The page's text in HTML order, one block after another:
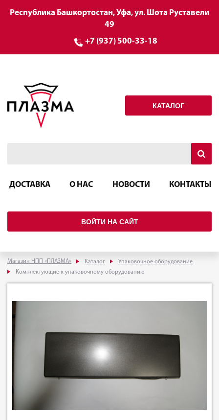
Республика Башкортостан, Уфа, ул. Шота Руставели
49
+7 (937) 500-33-18
КАТАЛОГ
ДОСТАВКА О НАС НОВОСТИ КОНТАКТЫ
ВОЙТИ НА САЙТ
Магазин НПП «ПЛАЗМА» Каталог
Упаковочное оборудование
Комплектующие к упаковочному оборудованию